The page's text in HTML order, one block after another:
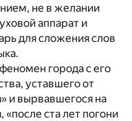
не в желании
аппарат и
для сложения слов
города с его
уставшего от
и вырвавшегося на
ста лет погони